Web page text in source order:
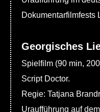
Dokumentarfilmfests
Georgisches
Spielfilm (90 min,
Script Doctor.
Regie: Tatjana
Uraufführung auf